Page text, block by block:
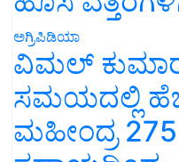
ಅಗ್ರಿಪಿಡಿಯಾ
ವಿಮಲ್
ಸಮಯದಲ್ಲಿ
ಮಹೀಂದ್ರ 275
ಸಹಾಯದಿಂದ